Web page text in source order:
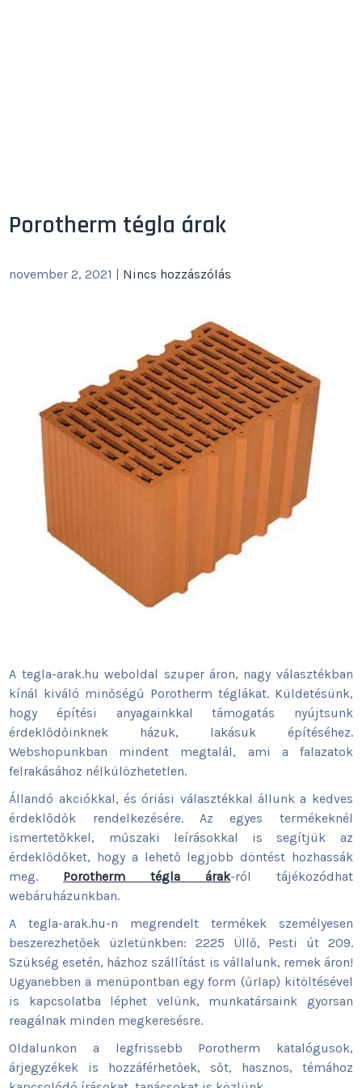
Porotherm tégla árak
november 2, 2021 | Nincs hozzászólás
A tegla-arak.hu weboldal szuper áron, nagy választékban
kínál kiváló minőségű Porotherm téglákat. Küldetésünk,
hogy építési anyagainkkal támogatás nyújtsunk
érdeklődőinknek házuk, lakásuk építéséhez.
Webshopunkban mindent megtalál, ami a falazatok
felrakásához nélkülözhetetlen.
Állandó akciókkal, és óriási választékkal állunk a kedves
érdeklődők rendelkezésére. Az egyes termékeknél
ismertetőkkel, műszaki leírásokkal is segítjük az
érdeklődőket, hogy a lehető legjobb döntést hozhassák
meg. Porotherm tégla árak-ról tájékozódhat
webáruházunkban.
A tegla-arak.hu-n megrendelt termékek személyesen
beszerezhetőek üzletünkben: 2225 Üllő, Pesti út 209.
Szükség esetén, házhoz szállítást is vállalunk, remek áron!
Ugyanebben a menüpontban egy form (űrlap) kitöltésével
is kapcsolatba léphet velünk, munkatársaink gyorsan
reagálnak minden megkeresésre.
Oldalunkon a legfrissebb Porotherm katalógusok,
árjegyzékek is hozzáférhetőek, sőt, hasznos, témához